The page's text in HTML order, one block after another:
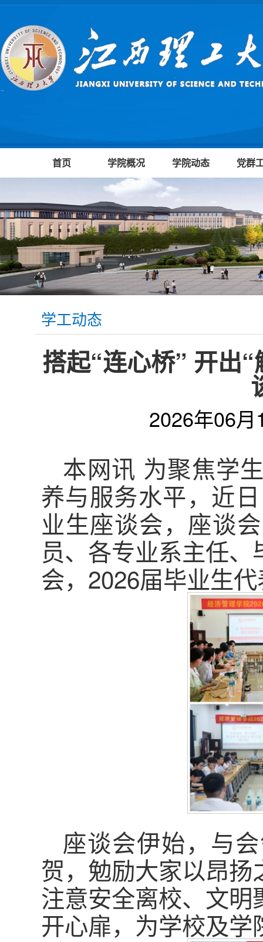
首页 学院概况 学院动态 党群
学工动态
搭起“连心桥” 开出
2026年06
本网讯 为聚焦学
养与服务水平，近
业生座谈会，座谈
员、各专业系主任
会，2026届毕业生
座谈会伊始，与
贺，勉励大家以昂
注意安全离校、文
开心扉，为学校及